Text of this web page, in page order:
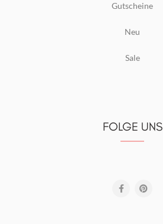
Gutscheine
Neu
Sale
FOLGE UNS